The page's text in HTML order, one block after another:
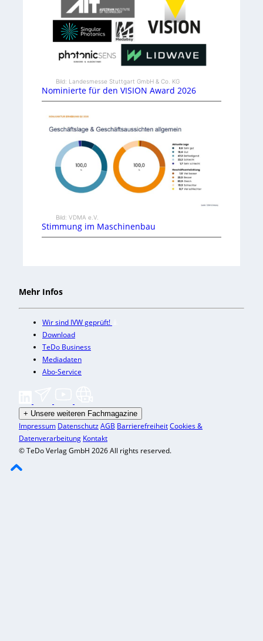
Bild: Landesmesse Stuttgart GmbH & Co. KG
Nominierte für den VISION Award 2026
Bild: VDMA e.V.
Stimmung im Maschinenbau
Mehr Infos
Wir sind IVW geprüft!
Download
TeDo Business
Mediadaten
Abo-Service
+ Unsere weiteren Fachmagazine
Impressum DatenschutzAGB BarrierefreiheitCookies &
Datenverarbeitung Kontakt
© TeDo Verlag GmbH 2026 All rights reserved.